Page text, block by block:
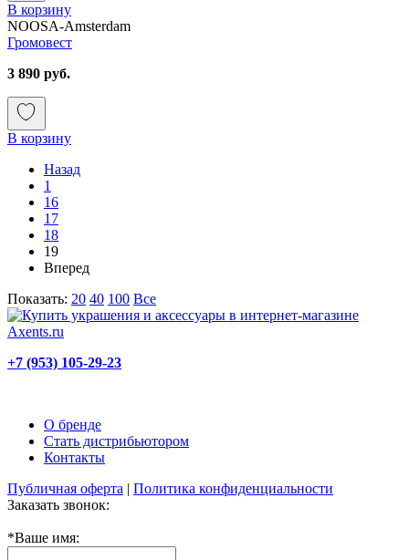
В корзину
NOOSA-Amsterdam
Громовест
3 890 руб.
В корзину
Назад
1
16
17
18
19
Вперед
Показать: 20 40 100 Все
+7 (953) 105-29-23
О бренде
Стать дистрибьютором
Контакты
Публичная оферта | Политика конфиденциальности
Заказать звонок:
*Ваше имя: